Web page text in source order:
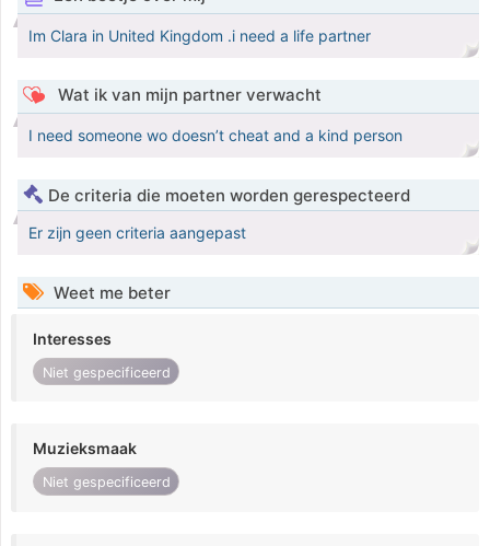
Im Clara in United Kingdom .i need a life partner
Wat ik van mijn partner verwacht
I need someone wo doesn’t cheat and a kind person
De criteria die moeten worden gerespecteerd
Er zijn geen criteria aangepast
Weet me beter
Interesses
Niet gespecificeerd
Muzieksmaak
Niet gespecificeerd